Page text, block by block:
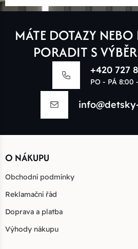
MÁTE DOTAZY NEBO
PORADIT S
+420 727
PO - PÁ 8:00
O NÁKUPU
Obchodní podmínky
Reklamační řád
Doprava a platba
Výhody nákupu